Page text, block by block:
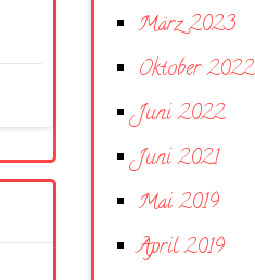
März 2023
Oktober 2022
Juni 2022
Juni 2021
Mai 2019
April 2019